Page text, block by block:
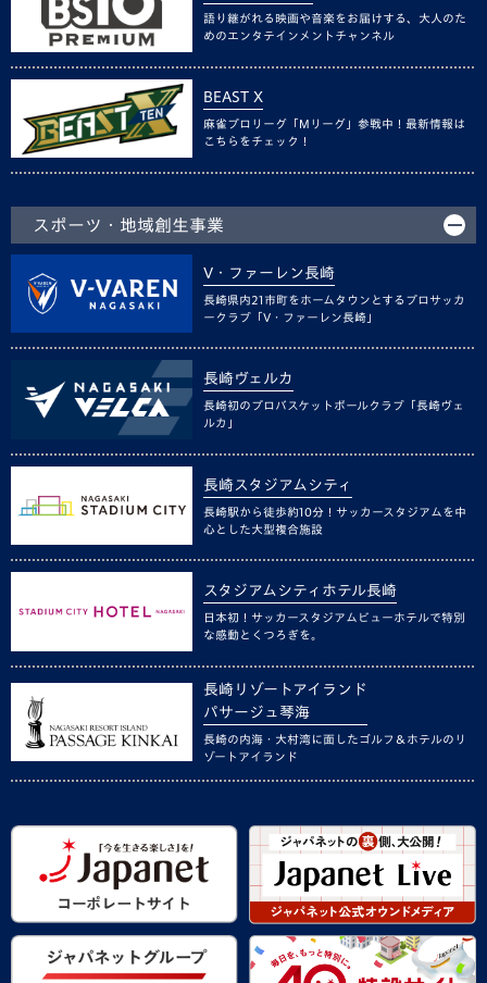
語り継がれる映画や音楽をお届けする、大人のた
めのエンタテインメントチャンネル
BEAST X
麻雀プロリーグ「Mリーグ」参戦中！最新情報は
こちらをチェック！
スポーツ・地域創生事業
V・ファーレン長崎
長崎県内21市町をホームタウンとするプロサッカ
ークラブ「V・ファーレン長崎」
長崎ヴェルカ
長崎初のプロバスケットボールクラブ「長崎ヴェ
ルカ」
長崎スタジアムシティ
長崎駅から徒歩約10分！サッカースタジアムを中
心とした大型複合施設
スタジアムシティホテル長崎
日本初！サッカースタジアムビューホテルで特別
な感動とくつろぎを。
長崎リゾートアイランド
パサージュ琴海
長崎の内海・大村湾に面したゴルフ＆ホテルのリ
ゾートアイランド